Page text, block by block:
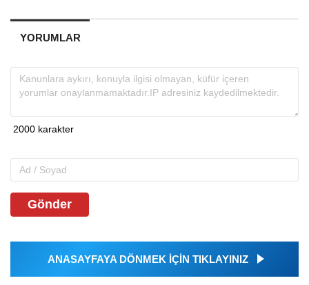
YORUMLAR
Gönder
ANASAYFAYA DÖNMEK İÇİN TIKLAYINIZ